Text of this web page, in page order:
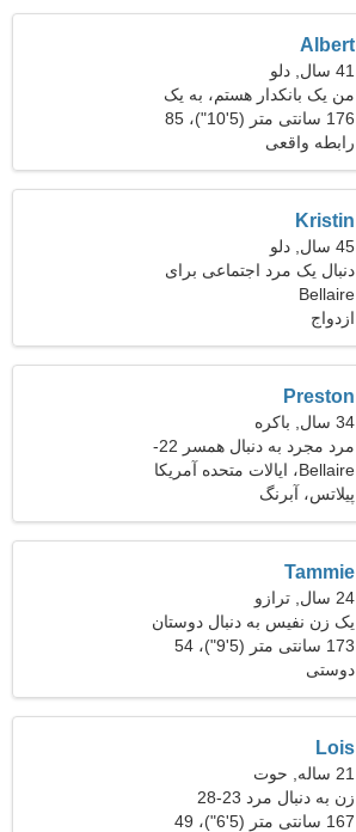
Albert
41 سال, دلو
من یک بانکدار هستم، به یک
زن شوخ نیاز دارم
176 سانتی متر (5'10")، 85
کیلوگرم (187 پوند)
رابطه واقعی
Kristin
45 سال, دلو
دنبال یک مرد اجتماعی برای
زندگی هستم
Bellaire
ازدواج
Preston
34 سال, باکره
مرد مجرد به دنبال همسر 22-
31
Bellaire، ایالات متحده آمریکا
پیلاتس، آبرنگ
Tammie
24 سال, ترازو
یک زن نفیس به دنبال دوستان
است
173 سانتی متر (5'9")، 54
کیلوگرم (119 پوند)
دوستی
Lois
21 ساله, حوت
زن به دنبال مرد 23-28
167 سانتی متر (5'6")، 49